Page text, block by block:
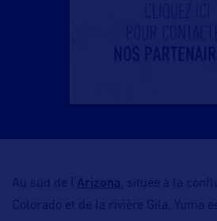
Au sud de l’ Arizona , située à la
Colorado et de la rivière Gila, Yuma